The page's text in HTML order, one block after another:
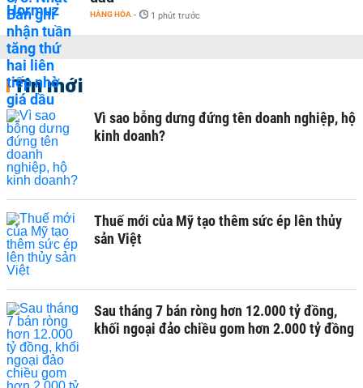
HÀNG HÓA - 1 phút trước
Tin mới
Vì sao bỗng dưng đứng tên doanh nghiệp, hộ
kinh doanh?
Thuế mới của Mỹ tạo thêm sức ép lên thủy
sản Việt
Sau tháng 7 bán ròng hơn 12.000 tỷ đồng,
khối ngoại đảo chiều gom hơn 2.000 tỷ đồng